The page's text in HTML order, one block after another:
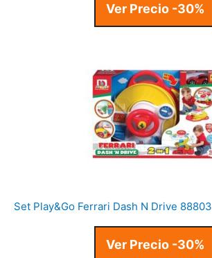
Ver Precio -30%
Set Play&Go Ferrari Dash N Drive 88803
Ver Precio -30%